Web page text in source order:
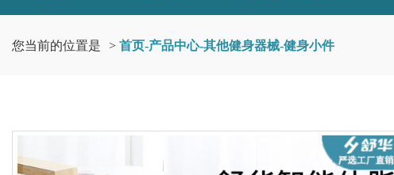
您当前的位置是 > 首页-产品中心-其他健身器械-健身小件